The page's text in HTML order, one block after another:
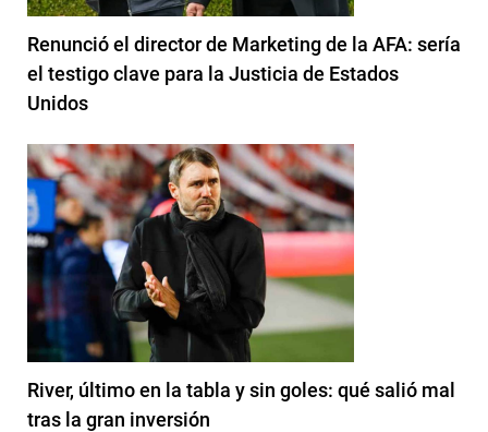
Renunció el director de Marketing de la AFA: sería
el testigo clave para la Justicia de Estados
Unidos
River, último en la tabla y sin goles: qué salió mal
tras la gran inversión